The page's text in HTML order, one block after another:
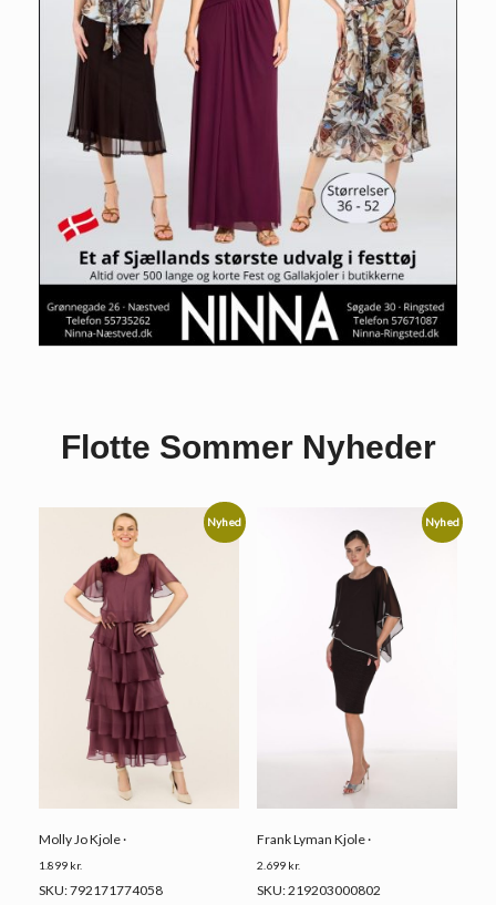
Flotte Sommer Nyheder
Nyhed
Molly Jo Kjole ·
1.899 kr.
SKU: 792171774058
Nyhed
Frank Lyman Kjole ·
2.699 kr.
SKU: 219203000802